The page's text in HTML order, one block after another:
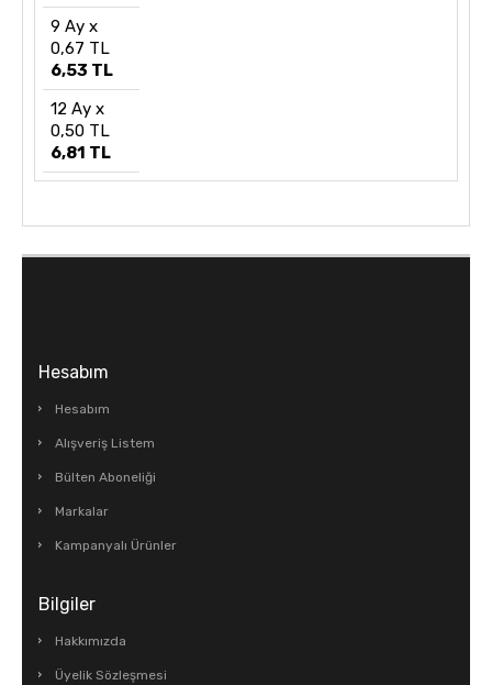
9 Ay x
0,67 TL
6,53 TL
12 Ay x
0,50 TL
6,81 TL
Hesabım
Hesabım
Alışveriş Listem
Bülten Aboneliği
Markalar
Kampanyalı Ürünler
Bilgiler
Hakkımızda
Üyelik Sözleşmesi